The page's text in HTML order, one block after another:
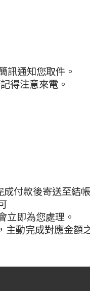
訊通知您取件。
得注意來電。
付款後寄送至結
立即為您處理。
動完成對應金額